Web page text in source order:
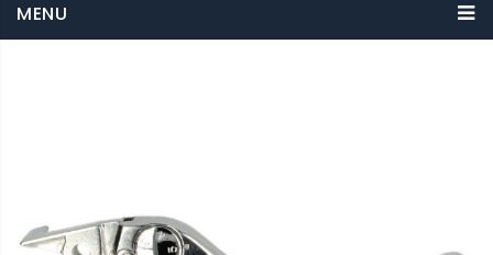
MENU